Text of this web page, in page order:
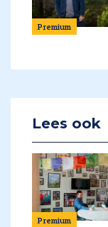
Premium
Lees ook
Premium